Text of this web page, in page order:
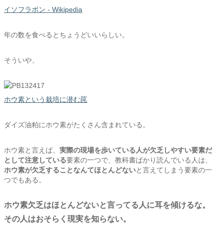
イソフラボン - Wikipedia
年の数を食べるとちょうどいいらしい。
そういや、
ホウ素という栽培に潜む罠
ダイズ油粕にホウ素がたくさん含まれている。
ホウ素と言えば、 実際の現場を歩いている人が欠乏しやすい要素だ
として注意している要素の一つで、教科書ばかり読んでいる人は、
ホウ素が欠乏することなんてほとんどないと言えてしまう要素の一
つでもある。
ホウ素欠乏はほとんどないと言ってる人に耳を傾けるな。
その人はおそらく現実を知らない。